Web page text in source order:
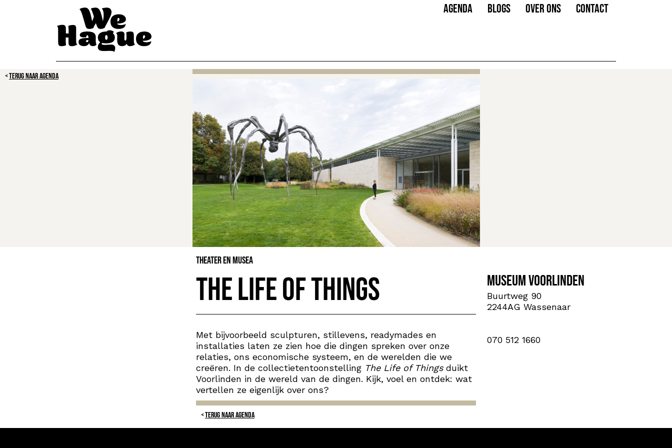
AGENDA BLOGS OVER ONS CONTACT
TERUG NAAR AGENDA
Theater en Musea
The Life of Things
Met bijvoorbeeld sculpturen, stillevens, readymades en
installaties laten ze zien hoe die dingen spreken over onze
relaties, ons economische systeem, en de werelden die we
creëren. In de collectietentoonstelling The Life of Thingsduikt
Voorlinden in de wereld van de dingen. Kijk, voel en ontdek: wat
vertellen ze eigenlijk over ons?
TERUG NAAR AGENDA
Museum Voorlinden
Buurtweg 90
2244AG Wassenaar
070 512 1660